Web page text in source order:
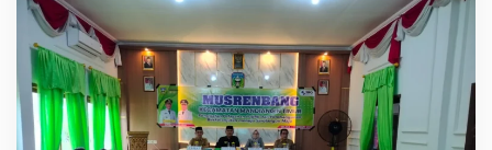
n
g
K
e
c